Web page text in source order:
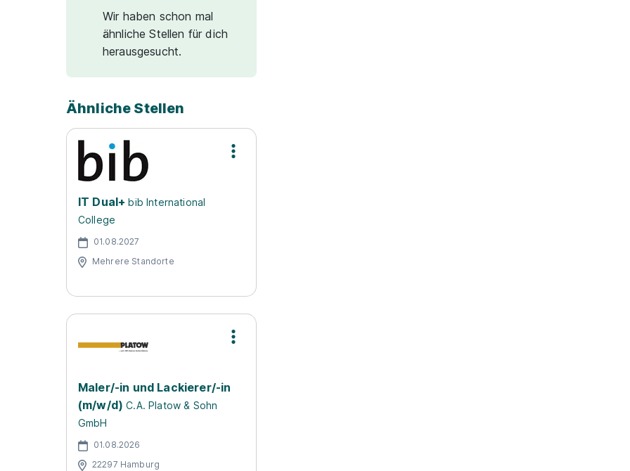
Wir haben schon mal
ähnliche Stellen für dich
herausgesucht.
Ähnliche Stellen
IT Dual+ bib International
College
01.08.2027
Mehrere Standorte
Maler/-in und Lackierer/-in
(m/w/d) C.A. Platow & Sohn
GmbH
01.08.2026
22297 Hamburg